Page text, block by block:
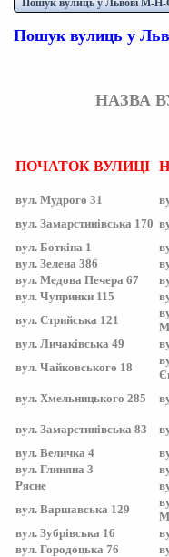
Пошук вулиць у Львові М-
Пошук вулиць у
НАЗВА
ПОЧАТОК ВУЛИЦІ
вул. Мудрого 31
вул. Замарстинівська 170
вул. Боткіна 1
вул. Зелена 386
вул. Медова Печера 67
вул. Чупринки 115
вул. Стрийська 121
вул. Личаківська 49
вул. Чайковського 18
вул. Хмельницького 285
вул. Замарстинівська 83
вул. Величка 4
вул. Глиняна 3
Рясне
вул. Варшавська 129
вул. Зубрівська 16
вул. Городоцька 76